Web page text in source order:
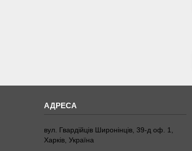
вул. Гвардійців Широнінців, 39-д оф. 1,
Харків, Україна